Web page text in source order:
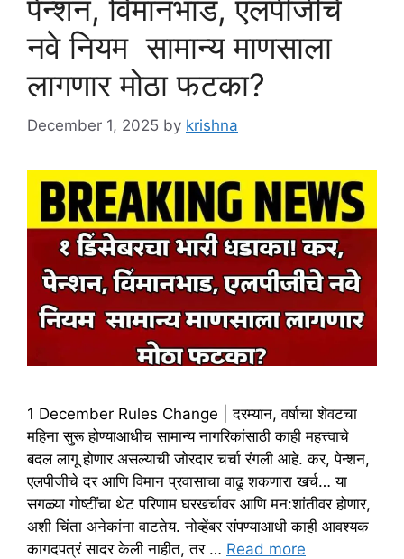
पेन्शन, विमानभाडं, एलपीजीचे
नवे नियम सामान्य माणसाला
लागणार मोठा फटका?
December 1, 2025 by krishna
1 December Rules Change | दरम्यान, वर्षाचा शेवटचा
महिना सुरू होण्याआधीच सामान्य नागरिकांसाठी काही महत्त्वाचे
बदल लागू होणार असल्याची जोरदार चर्चा रंगली आहे. कर, पेन्शन,
एलपीजीचे दर आणि विमान प्रवासाचा वाढू शकणारा खर्च… या
सगळ्या गोष्टींचा थेट परिणाम घरखर्चावर आणि मन:शांतीवर होणार,
अशी चिंता अनेकांना वाटतेय. नोव्हेंबर संपण्याआधी काही आवश्यक
कागदपत्रं सादर केली नाहीत, तर … Read more